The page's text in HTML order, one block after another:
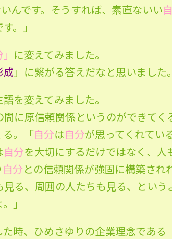
んです。そうすれば、素直ないい
。」
に変えてみました。
成 」に繋がる答えだなと思いました。
を変えてみました。
間に原信頼関係というのができてく
る。「自分は自分が思ってくれてい
自分を大切にするだけではなく、人
自分との信頼関係が強固に構築され
る、周囲の人たちも見る、という
」
時、ひめさゆりの企業理念である